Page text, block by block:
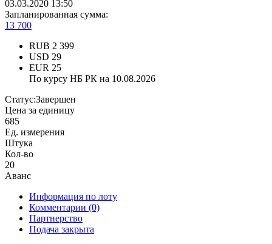
03.03.2020 13:50
Запланированная сумма:
13 700
RUB 2 399
USD 29
EUR 25
По курсу НБ РК на 10.08.2026
Статус:Завершен
Цена за единицу
685
Ед. измерения
Штука
Кол-во
20
Аванс
Информация по лоту
Комментарии (0)
Партнерство
Подача закрыта